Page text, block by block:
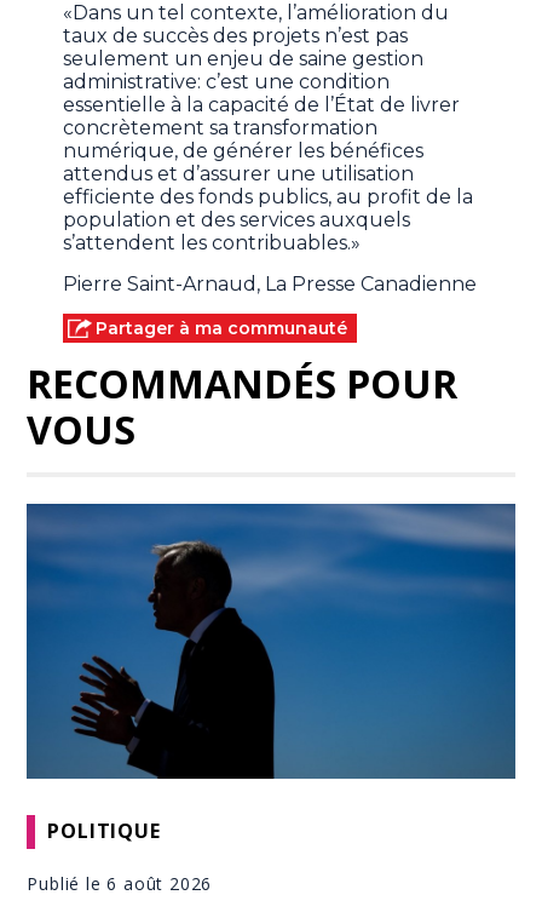
«Dans un tel contexte, l’amélioration du
taux de succès des projets n’est pas
seulement un enjeu de saine gestion
administrative: c’est une condition
essentielle à la capacité de l’État de livrer
concrètement sa transformation
numérique, de générer les bénéfices
attendus et d’assurer une utilisation
efficiente des fonds publics, au profit de la
population et des services auxquels
s’attendent les contribuables.»
Pierre Saint-Arnaud, La Presse Canadienne
Partager à ma communauté
RECOMMANDÉS POUR
VOUS
POLITIQUE
Publié le 6 août 2026